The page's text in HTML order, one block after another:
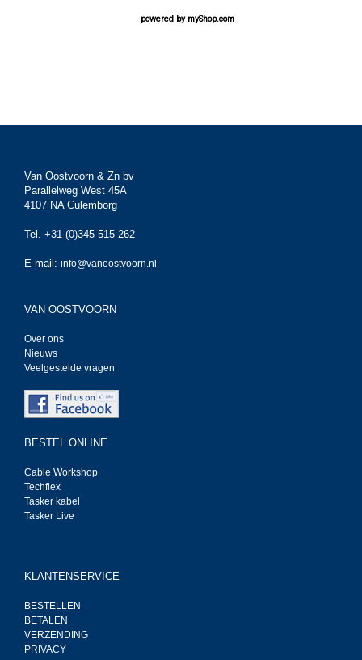
powered by myShop.com
Van Oostvoorn & Zn bv
Parallelweg West 45A
4107 NA Culemborg
Tel. +31 (0)345 515 262
E-mail: info@vanoostvoorn.nl
VAN OOSTVOORN
Over ons
Nieuws
Veelgestelde vragen
BESTEL ONLINE
Cable Workshop
Techflex
Tasker kabel
Tasker Live
KLANTENSERVICE
BESTELLEN
BETALEN
VERZENDING
PRIVACY